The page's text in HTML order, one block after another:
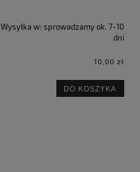
Wysyłka w: sprowadzamy ok. 7-10
dni
10,00 zł
DO KOSZYKA